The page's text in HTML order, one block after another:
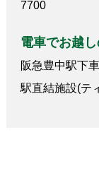
7700
電車でお越し
阪急豊中駅下
駅直結施設(テ